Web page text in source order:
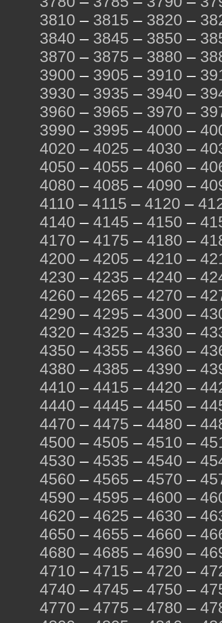
3810 – 3815 – 3820 –
3840 – 3845 – 3850 –
3870 – 3875 – 3880 –
3900 – 3905 – 3910 –
3930 – 3935 – 3940 –
3960 – 3965 – 3970 –
3990 – 3995 – 4000 –
4020 – 4025 – 4030 –
4050 – 4055 – 4060 –
4080 – 4085 – 4090 –
4110 – 4115 – 4120 –
4140 – 4145 – 4150 –
4170 – 4175 – 4180 –
4200 – 4205 – 4210 –
4230 – 4235 – 4240 –
4260 – 4265 – 4270 –
4290 – 4295 – 4300 –
4320 – 4325 – 4330 –
4350 – 4355 – 4360 –
4380 – 4385 – 4390 –
4410 – 4415 – 4420 –
4440 – 4445 – 4450 –
4470 – 4475 – 4480 –
4500 – 4505 – 4510 –
4530 – 4535 – 4540 –
4560 – 4565 – 4570 –
4590 – 4595 – 4600 –
4620 – 4625 – 4630 –
4650 – 4655 – 4660 –
4680 – 4685 – 4690 –
4710 – 4715 – 4720 –
4740 – 4745 – 4750 –
4770 – 4775 – 4780 –